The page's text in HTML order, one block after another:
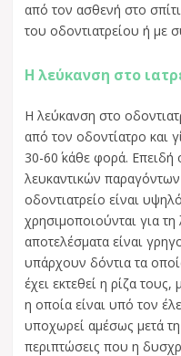
από τον ασθενή στο
του οδοντιατρείου ή
Η λεύκανση στο
Η λεύκανση στο
από τον οδοντίατρο και
30-60΄ κάθε φορά.
λευκαντικών
οδοντιατρείο είναι
χρησιμοποιούνται για
αποτελέσματα είναι
υπάρχουν δόντια τα
έχει εκτεθεί η ρίζα
η οποία είναι υπό τον
υποχωρεί αμέσως μετά τη
περιπτώσεις που η